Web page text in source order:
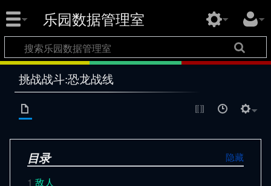
乐园数据管理室
挑战战斗:恐龙战线
目录
1 敌人